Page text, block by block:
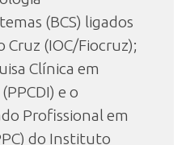
(BCS) ligados
(IOC/Fiocruz);
Clínica em
e o
Profissional em
do Instituto